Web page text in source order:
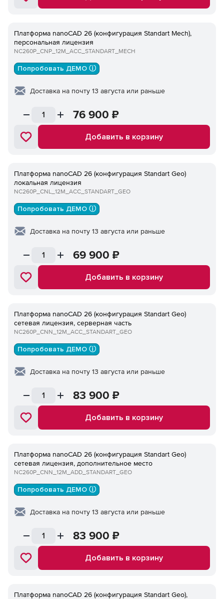
Платформа nanoCAD 26 (конфигурация Standart Mech),
персональная лицензия
NC260P_CNP_12M_ACC_STANDART_MECH
Попробовать ДЕМО ⓘ
Доставка на почту 13 августа или раньше
76 900 ₽
Добавить в корзину
Платформа nanoCAD 26 (конфигурация Standart Geo)
локальная лицензия
NC260P_CNL_12M_ACC_STANDART_GEO
Попробовать ДЕМО ⓘ
Доставка на почту 13 августа или раньше
69 900 ₽
Добавить в корзину
Платформа nanoCAD 26 (конфигурация Standart Geo)
сетевая лицензия, серверная часть
NC260P_CNN_12M_ACC_STANDART_GEO
Попробовать ДЕМО ⓘ
Доставка на почту 13 августа или раньше
83 900 ₽
Добавить в корзину
Платформа nanoCAD 26 (конфигурация Standart Geo)
сетевая лицензия, дополнительное место
NC260P_CNN_12M_ADD_STANDART_GEO
Попробовать ДЕМО ⓘ
Доставка на почту 13 августа или раньше
83 900 ₽
Добавить в корзину
Платформа nanoCAD 26 (конфигурация Standart Geo),